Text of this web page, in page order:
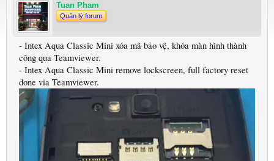
Tuan Pham
Quản lý forum
- Intex Aqua Classic Mini xóa mã bảo vệ, khóa màn hình thành
công qua Teamviewer.
- Intex Aqua Classic Mini remove lockscreen, full factory reset
done via Teamviewer.